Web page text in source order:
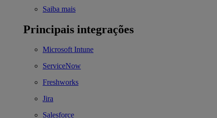
Saiba mais
Principais integrações
Microsoft Intune
ServiceNow
Freshworks
Jira
Salesforce